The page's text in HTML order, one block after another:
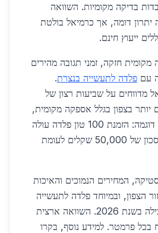
בדיקה מקומיות. השוואה
יתרון דומה, אך כרמיאל בולטת
ייעוץ חינם.
מקומית חזקה, זמני תגובה מהירים
עם פלדה לתעשייה בנצרת.
מדווחים על שביעות רצון של
יותר בצפון בגלל אספקה מקומית,
בניגוד לתנודות במרכז. דוגמה: הזמנת 100 טון פלדה עולה
320,000 שקלים, חיסכון של 50,000 שקלים לעומת
המחירים הנמוכים והאיכות
הצפון, ובמיוחד פלדה לתעשייה
בכרמיאל, לבחירה מובילה בשנת 2026. השוואה ארצית
בכל פרמטר. למידע נוסף, בקרו